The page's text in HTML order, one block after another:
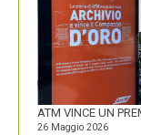
LA
SUA
ATM VINCE UN
26 Maggio 2026